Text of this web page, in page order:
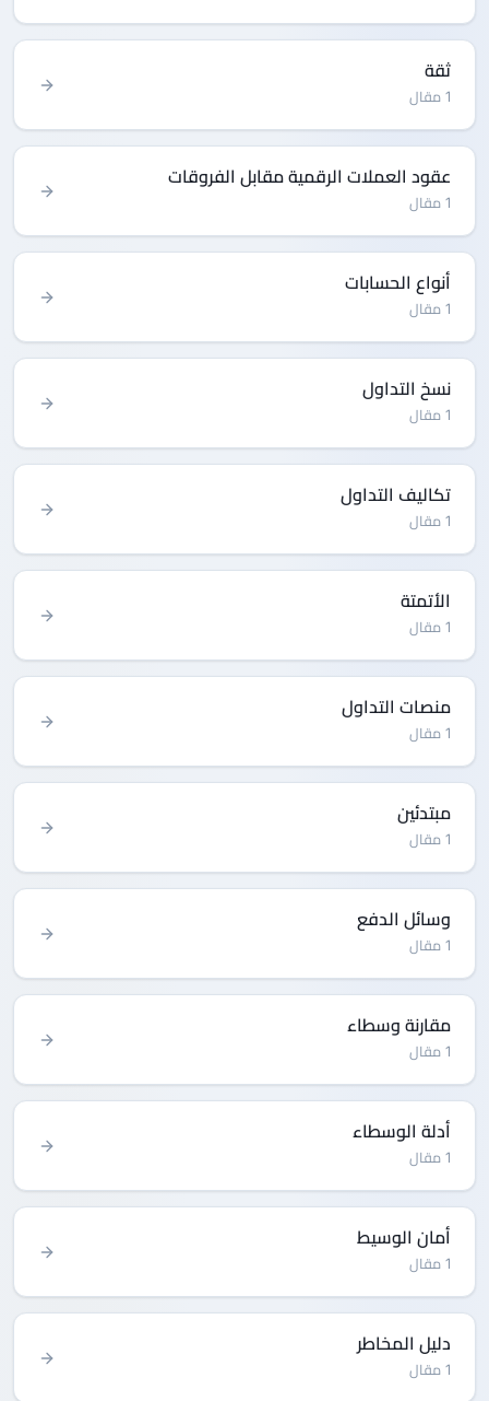
ثقة
1 مقال
عقود العملات الرقمية مقابل الفروقات
1 مقال
أنواع الحسابات
1 مقال
نسخ التداول
1 مقال
تكاليف التداول
1 مقال
الأتمتة
1 مقال
منصات التداول
1 مقال
مبتدئين
1 مقال
وسائل الدفع
1 مقال
مقارنة وسطاء
1 مقال
أدلة الوسطاء
1 مقال
أمان الوسيط
1 مقال
دليل المخاطر
1 مقال